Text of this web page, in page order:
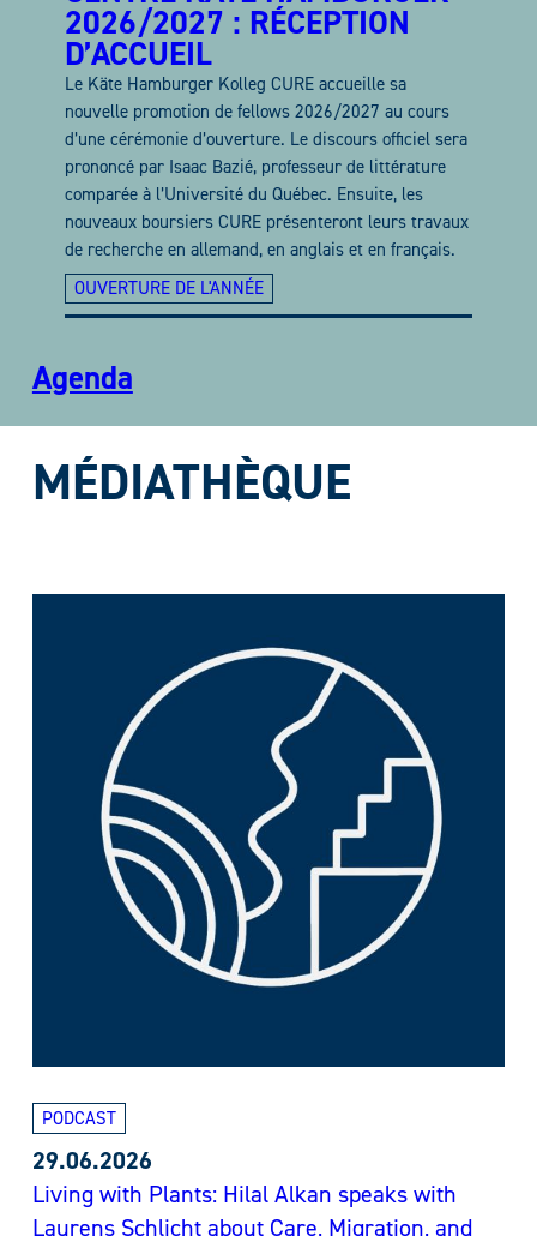
2026/2027 : RÉCEPTION
D’ACCUEIL
Le Käte Hamburger Kolleg CURE accueille sa
nouvelle promotion de fellows 2026/2027 au cours
d’une cérémonie d’ouverture. Le discours officiel sera
prononcé par Isaac Bazié, professeur de littérature
comparée à l’Université du Québec. Ensuite, les
nouveaux boursiers CURE présenteront leurs travaux
de recherche en allemand, en anglais et en français.
OUVERTURE DE L'ANNÉE
Agenda
MÉDIATHÈQUE
PODCAST
29.06.2026
Living with Plants: Hilal Alkan speaks with
Laurens Schlicht about Care, Migration, and